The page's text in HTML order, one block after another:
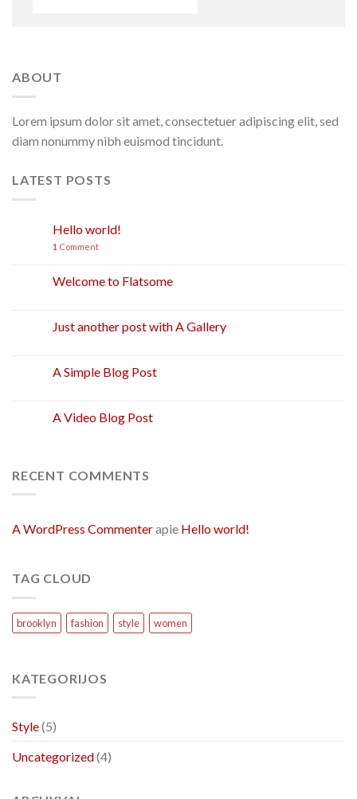
ABOUT
Lorem ipsum dolor sit amet, consectetuer adipiscing elit, sed
diam nonummy nibh euismod tincidunt.
LATEST POSTS
Hello world!
1 Comment
Welcome to Flatsome
Just another post with A Gallery
A Simple Blog Post
A Video Blog Post
RECENT COMMENTS
A WordPress Commenterapie Hello world!
TAG CLOUD
brooklyn fashion style women
KATEGORIJOS
Style(5)
Uncategorized(4)